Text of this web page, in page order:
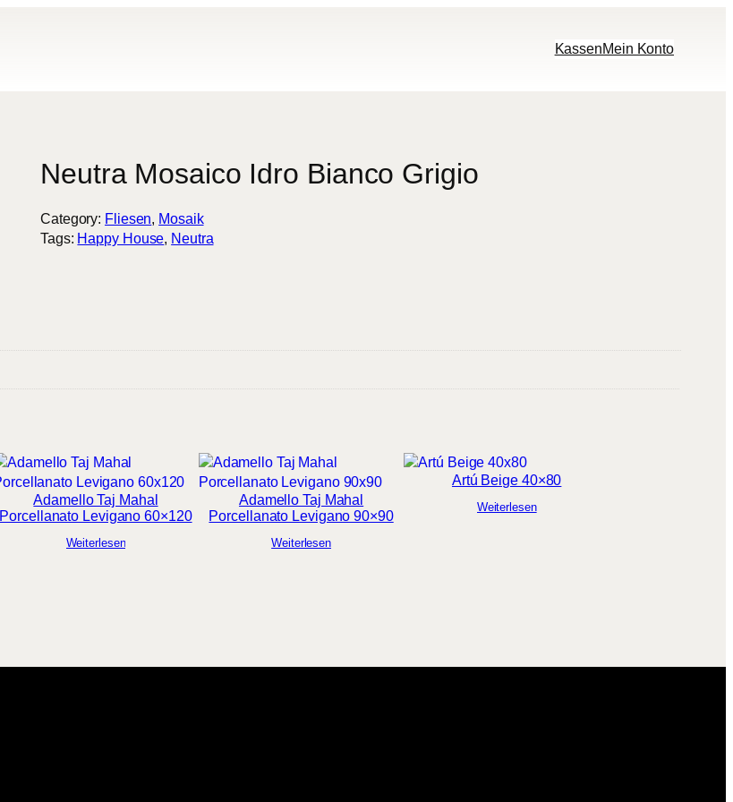
KassenMein Konto
Neutra Mosaico Idro Bianco Grigio
Category: Fliesen, Mosaik
Tags: Happy House, Neutra
Adamello Taj Mahal
Porcellanato Levigano 60×120
Weiterlesen
Adamello Taj Mahal
Porcellanato Levigano 90×90
Weiterlesen
Artú Beige 40×80
Weiterlesen